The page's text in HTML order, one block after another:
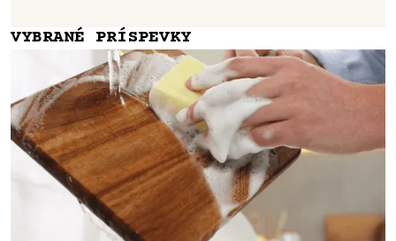
VYBRANÉ PRÍSPEVKY